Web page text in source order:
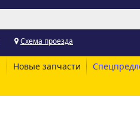
Схема проезда
Новые запчасти